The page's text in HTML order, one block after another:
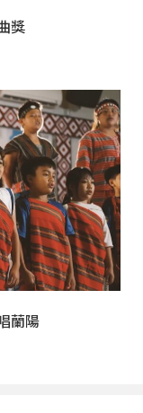
獎
蘭陽